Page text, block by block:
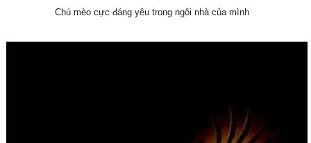
Chú mèo cực đáng yêu trong ngôi nhà của mình